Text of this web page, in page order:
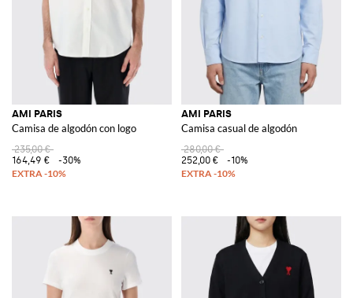
AMI PARIS
Camisa de algodón con logo
235,00 €
164,49 €
-30%
AMI PARIS
Camisa casual de algodón
280,00 €
252,00 €
-10%